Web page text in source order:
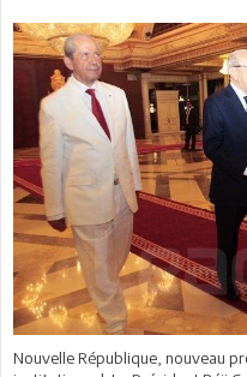
Nouvelle République, nouveau